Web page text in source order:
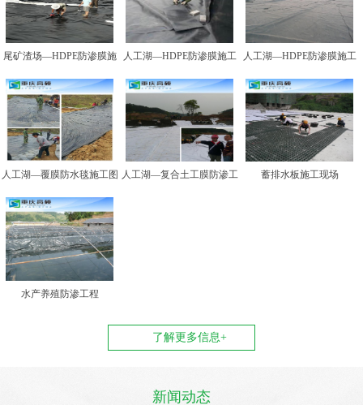
尾矿渣场—HDPE防渗膜施
工图例二
人工湖—HDPE防渗膜施工
图例一
人工湖—HDPE防渗膜施工
图例二
人工湖—覆膜防水毯施工图
例
人工湖—复合土工膜防渗工 蓄排水板施工现场
水产养殖防渗工程
了解更多信息+
新闻动态